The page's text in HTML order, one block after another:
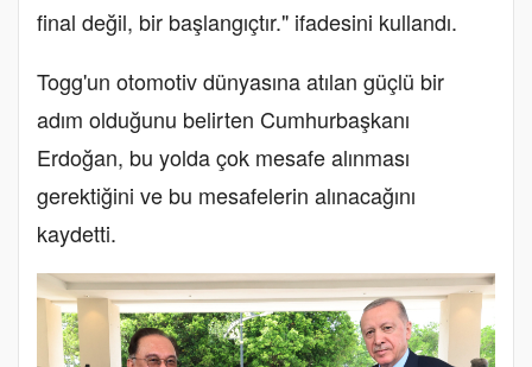
final değil, bir başlangıçtır." ifadesini kullandı.
Togg'un otomotiv dünyasına atılan güçlü bir
adım olduğunu belirten Cumhurbaşkanı
Erdoğan, bu yolda çok mesafe alınması
gerektiğini ve bu mesafelerin alınacağını
kaydetti.